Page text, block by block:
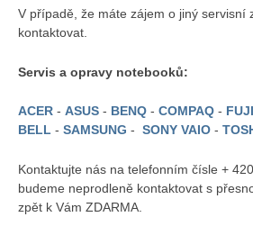
V případě, že máte zájem o jiný
kontaktovat.
Servis a opravy notebooků:
ACER - ASUS - BENQ - COMPAQ -
BELL - SAMSUNG - SONY VAIO -
Kontaktujte nás na telefonním čísle +
budeme neprodleně kontaktovat s
zpět k Vám ZDARMA.